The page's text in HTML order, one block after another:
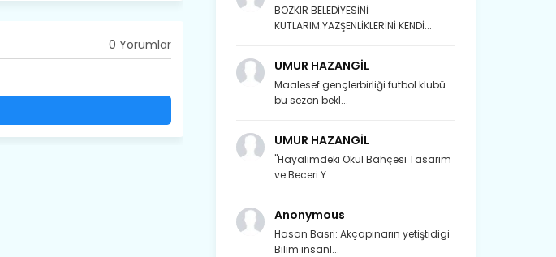
0 Yorumlar
BOZKIR BELEDİYESİNİ
KUTLARIM.YAZŞENLİKLERİNİ KENDİ...
UMUR HAZANGİL
Maalesef gençlerbirliği futbol klubü
bu sezon bekl...
UMUR HAZANGİL
"Hayalimdeki Okul Bahçesi Tasarım
ve Beceri Y...
Anonymous
Hasan Basri: Akçapınarın yetiştidigi
Bilim insanl...